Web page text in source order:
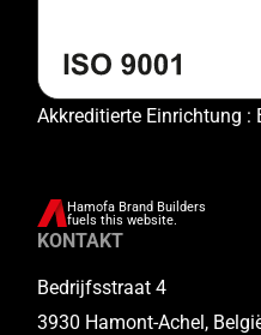
Akkreditierte Einrichtung :
Hamofa Brand Builders
fuels this website.
KONTAKT
Bedrijfsstraat 4
3930 Hamont-Achel,